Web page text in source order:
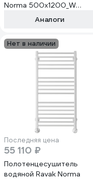
Norma 500x1200_W
X04000083680
Аналоги
Нет в наличии
Последняя цена
55 110 ₽
Полотенцесушитель
водяной Ravak Norma